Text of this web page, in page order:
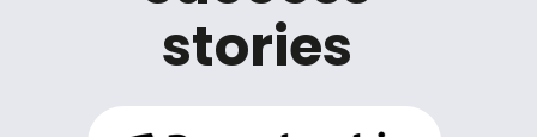
stories